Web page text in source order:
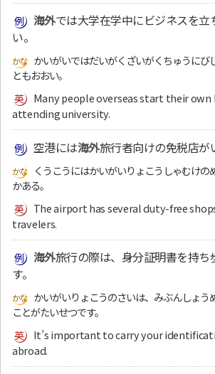
海外では大学在学中にビジネスを立
い。
かいがいではだいがくざいがくちゅうにび
ともおおい。
Many people overseas start their own
attending university.
空港には海外旅行者向けの免税店が
くうこうにはかいがいりょこうしゃむけの
かある。
The airport has several duty-free
travelers.
海外旅行の際は、身分証明書を持ち
す。
かいがいりょこうのさいは、みぶんしょう
ことがたいせつです。
It’s important to carry your
abroad.